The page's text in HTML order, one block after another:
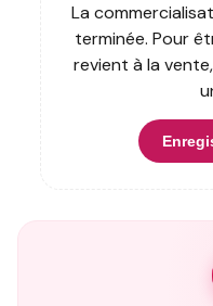
La
terminée. Pour
revient à la